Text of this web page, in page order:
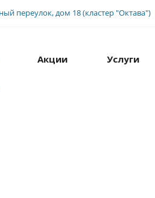
переулок, дом 18 (кластер "Октава")
Акции Услуги